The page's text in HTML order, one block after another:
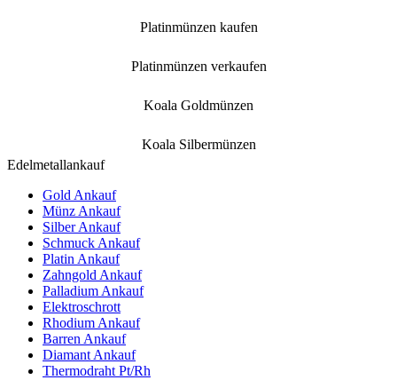
Platinmünzen kaufen
Platinmünzen verkaufen
Koala Goldmünzen
Koala Silbermünzen
Edelmetallankauf
Gold Ankauf
Münz Ankauf
Silber Ankauf
Schmuck Ankauf
Platin Ankauf
Zahngold Ankauf
Palladium Ankauf
Elektroschrott
Rhodium Ankauf
Barren Ankauf
Diamant Ankauf
Thermodraht Pt/Rh